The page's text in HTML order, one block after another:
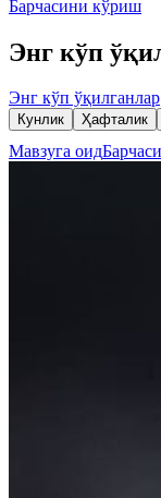
Барчасини кўриш
Энг кўп
Энг кўп ўқилганлар
Кунлик Ҳафталик
Мавзуга оид